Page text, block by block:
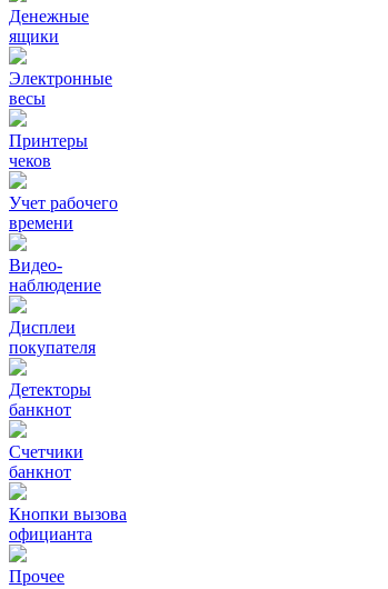
Денежные
ящики
Электронные
весы
Принтеры
чеков
Учет рабочего
времени
Видео‑
наблюдение
Дисплеи
покупателя
Детекторы
банкнот
Счетчики
банкнот
Кнопки вызова
официанта
Прочее